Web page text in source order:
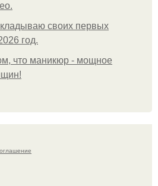
своих первых
год.
что маникюр - мощное